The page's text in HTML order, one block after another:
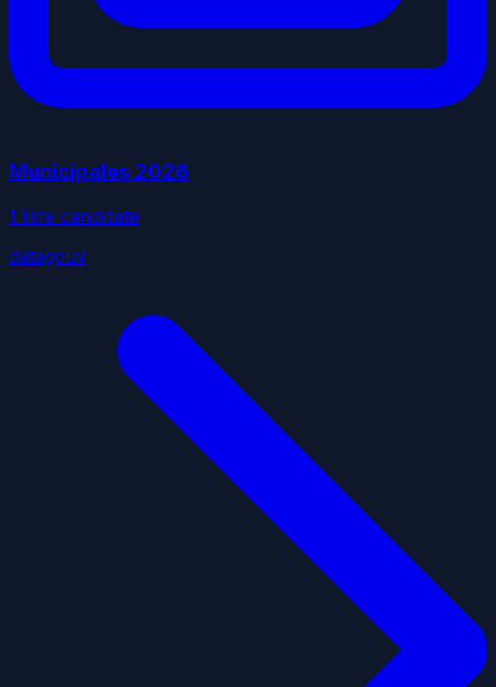
Municipales 2026
1 liste candidate
datagouv